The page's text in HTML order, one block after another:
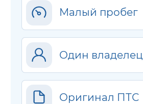
Малый пробег
Один владелец
Оригинал ПТС